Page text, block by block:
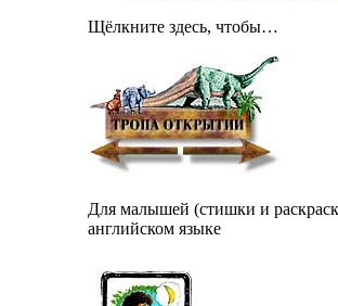
Щёлкните здесь, чтобы…
Для малышей (стишки и
английском языке